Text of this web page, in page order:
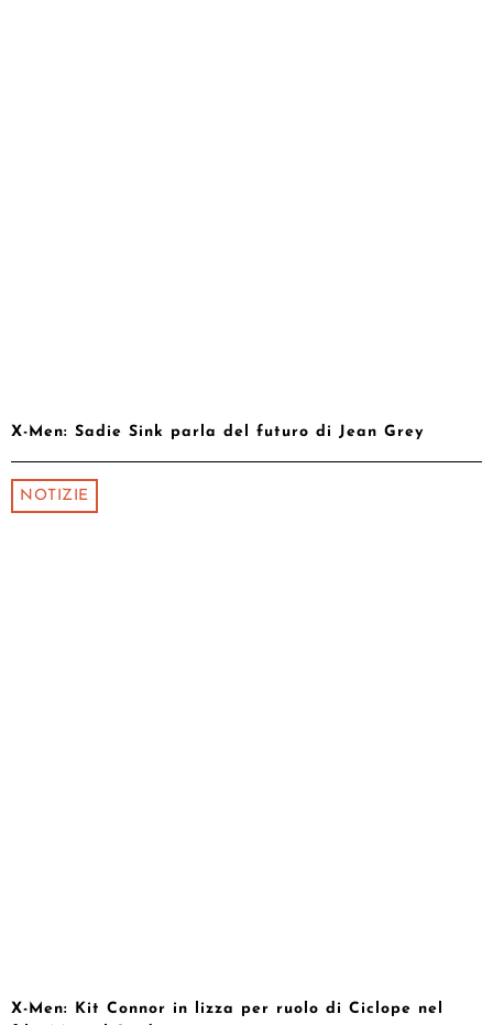
X-Men: Sadie Sink parla del futuro di Jean Grey
NOTIZIE
X-Men: Kit Connor in lizza per ruolo di Ciclope nel